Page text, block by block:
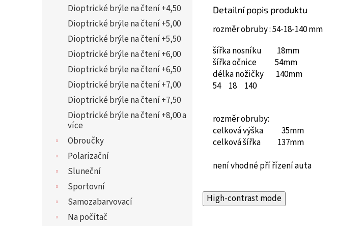
Dioptrické brýle na čtení +4,50
Dioptrické brýle na čtení +5,00
Dioptrické brýle na čtení +5,50
Dioptrické brýle na čtení +6,00
Dioptrické brýle na čtení +6,50
Dioptrické brýle na čtení +7,00
Dioptrické brýle na čtení +7,50
Dioptrické brýle na čtení +8,00 a
více
Obroučky
Polarizační
Sluneční
Sportovní
Samozabarvovací
Na počítač
Detailní popis produktu
rozměr obruby : 54-18-140 mm
šířka nosníku 18mm
šířka očnice 54mm
délka nožičky 140mm
54 18 140
rozměr obruby:
celková výška 35mm
celková šířka 137mm
není vhodné pří řízení auta
High-contrast mode